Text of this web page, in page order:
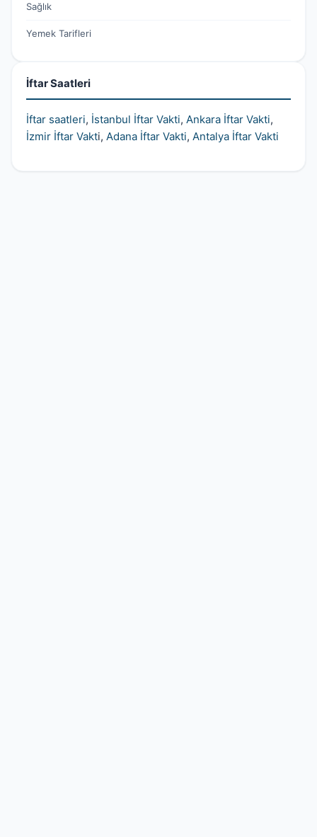
Sağlık
Yemek Tarifleri
İftar Saatleri
İftar saatleri, İstanbul İftar Vakti, Ankara İftar Vakti,
İzmir İftar Vakti, Adana İftar Vakti, Antalya İftar Vakti